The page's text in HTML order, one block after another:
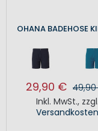
OHANA BADEHOSE
29,90 €
Inkl. MwSt., zzgl.
Versandkosten